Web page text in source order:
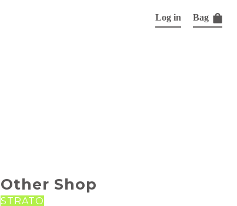
Log in Bag
Other Shop
STRATO